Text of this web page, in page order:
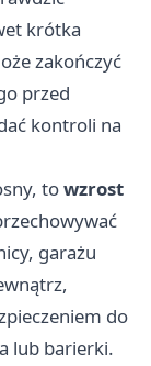
krótka
zakończyć
przed
kontroli na
towzrost
garażu
do
lub barierki.